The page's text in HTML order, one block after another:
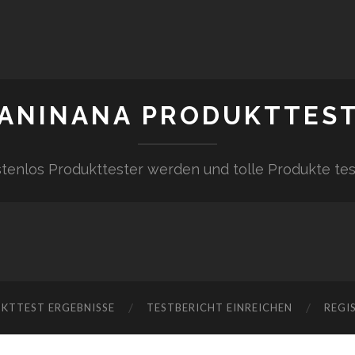
Produkttester werden und tolle Produkte
ERGEBNISSE TESTBERICHT EINREICHEN